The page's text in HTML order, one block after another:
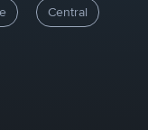
Central